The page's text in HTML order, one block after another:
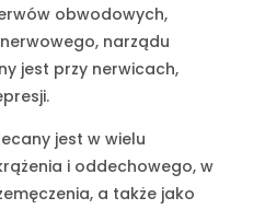
obwodowych,
narządu
jest przy nerwicach,
jest w wielu
i oddechowego, w
a także jako